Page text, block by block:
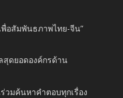
พื่อสัมพันธภาพไทย-จีน”
สุดยอดองค์กรด้าน
วมค้นหาคำตอบทุกเรื่อง